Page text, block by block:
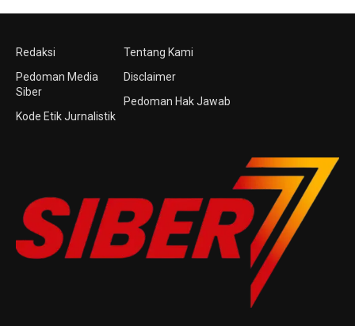
Redaksi
Pedoman Media
Siber
Kode Etik Jurnalistik
Tentang Kami
Disclaimer
Pedoman Hak Jawab